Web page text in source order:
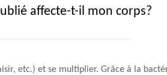
affecte-t-il mon corps?
etc.) et se multiplier. Grâce à la